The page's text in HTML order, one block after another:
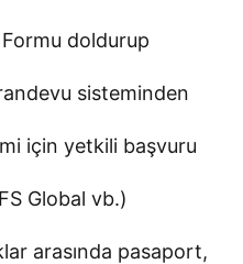
doldurup
randevu sisteminden
için yetkili başvuru
Global vb.)
arasında pasaport,